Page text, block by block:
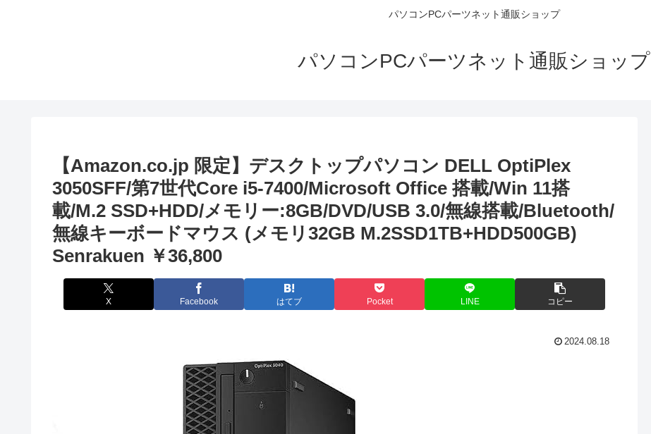
パソコンPCパーツネット通販ショップ
パソコンPCパーツネット通販ショップ
【Amazon.co.jp 限定】デスクトップパソコン DELL OptiPlex
3050SFF/第7世代Core i5-7400/Microsoft Office 搭載/Win 11搭
載/M.2 SSD+HDD/メモリー:8GB/DVD/USB 3.0/無線搭載/Bluetooth/
無線キーボードマウス (メモリ32GB M.2SSD1TB+HDD500GB)
Senrakuen ￥36,800
X Facebook はてブ Pocket LINE コピー
2024.08.18